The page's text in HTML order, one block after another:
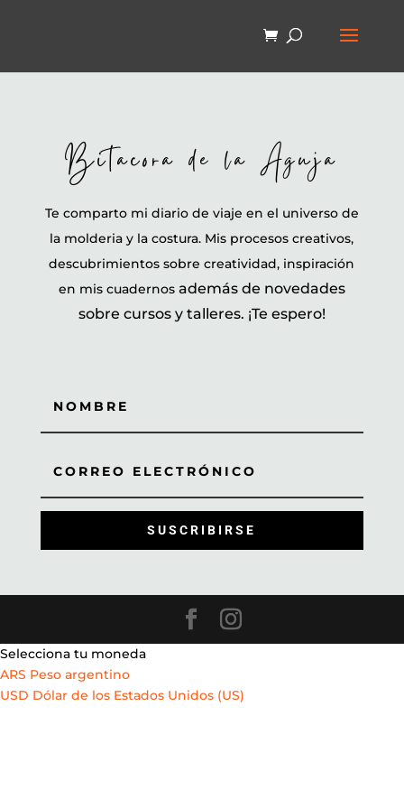
Bitacora de la Aguja
Te comparto mi diario de viaje en el universo de
la molderia y la costura. Mis procesos creativos,
descubrimientos sobre creatividad, inspiración
en mis cuadernos además de novedades
sobre cursos y talleres. ¡Te espero!
SUSCRIBIRSE
Selecciona tu moneda
ARS Peso argentino
USD Dólar de los Estados Unidos (US)